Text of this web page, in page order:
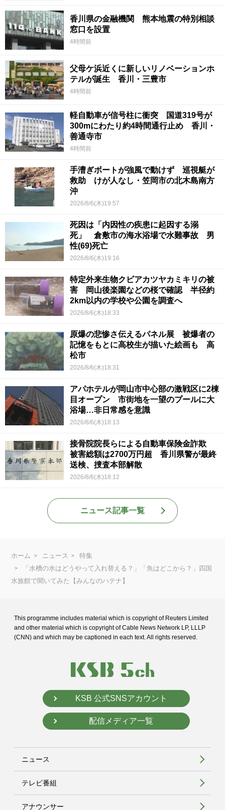
香川県の金融機関 熊本地震の特別相談
窓口を設置
4時間前
父母ケ浜近くに新しいリノベーションホ
テルが誕生 香川・三豊市
4時間前
軽自動車が信号柱に衝突 国道319号が
300mにわたり約4時間通行止め 香川・
善通寺市
4時間前
手漕ぎボートが強風で動けず 巡視艇が
救助 けが人なし・笠岡市の北木島南方
沖
2026/8/6(木)19:57
死因は「内因性の疾患に起因する溺
死」 倉敷市の海水浴場で水難事故 男
性(69)死亡
2026/8/6(木)19:16
特定外来生物クビアカツヤカミキリの被
害 岡山後楽園などの桜で確認 半径約
2km以内の学校や公園を調査へ
2026/8/6(木)18:33
原爆の悲惨さ伝えるパネル展 被爆者の
記憶をもとに高校生が描いた絵画も 高
松市
2026/8/6(木)18:31
アパホテルが岡山市中心部の激戦区に2棟
目オープン 市街地を一望のプールに大
浴場…非日常感を意識
2026/8/6(木)18:13
接骨院院長らによる自動車保険金詐欺
被害総額は2700万円超 香川県警が最終
送検、捜査本部解散
2026/8/6(木)18:12
ニュース記事一覧
ホーム ニュース
特集
「水槽の水はどうやって入れ替える？」「魚はどこから？」四国
水族館で聞いてみた【みんなのハテナ】
This programme includes material which is copyright of Reuters Limited
and other material which is copyright of Cable News Network LP, LLLP
(CNN) and which may be captioned in each text. All rights reserved.
KSB 公式SNSアカウント
配信メディア一覧
ニュース
テレビ番組
アナウンサー